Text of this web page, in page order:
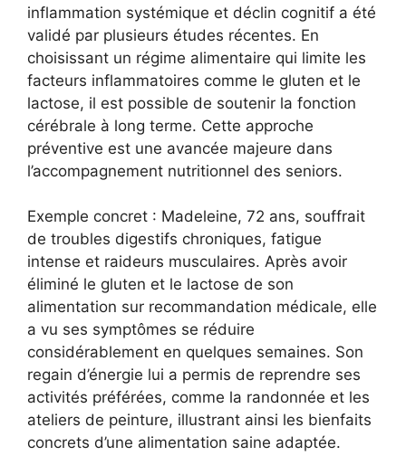
inflammation systémique et déclin cognitif a été
validé par plusieurs études récentes. En
choisissant un régime alimentaire qui limite les
facteurs inflammatoires comme le gluten et le
lactose, il est possible de soutenir la fonction
cérébrale à long terme. Cette approche
préventive est une avancée majeure dans
l’accompagnement nutritionnel des seniors.
Exemple concret : Madeleine, 72 ans, souffrait
de troubles digestifs chroniques, fatigue
intense et raideurs musculaires. Après avoir
éliminé le gluten et le lactose de son
alimentation sur recommandation médicale, elle
a vu ses symptômes se réduire
considérablement en quelques semaines. Son
regain d’énergie lui a permis de reprendre ses
activités préférées, comme la randonnée et les
ateliers de peinture, illustrant ainsi les bienfaits
concrets d’une alimentation saine adaptée.